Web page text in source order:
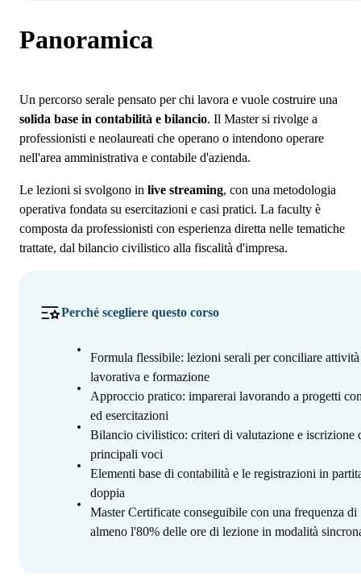
Programma
Docenti
Borse di studio e finanziamenti
Open Day
Domande frequenti
Panoramica
Un percorso serale pensato per chi lavora e vuole costruire una
solida base in contabilità e bilancio. Il Master si rivolge a
professionisti e neolaureati che operano o intendono operare
nell'area amministrativa e contabile d'azienda.
Le lezioni si svolgono in live streaming, con una metodologia
operativa fondata su esercitazioni e casi pratici. La faculty è
composta da professionisti con esperienza diretta nelle tematiche
trattate, dal bilancio civilistico alla fiscalità d'impresa.
Perché scegliere questo corso
Formula flessibile: lezioni serali per conciliare attività
lavorativa e formazione
Approccio pratico: imparerai lavorando a progetti
ed esercitazioni
Bilancio civilistico: criteri di valutazione e iscrizione
principali voci
Elementi base di contabilità e le registrazioni in
doppia
Master Certificate conseguibile con una frequenza di
almeno l'80% delle ore di lezione in modalità